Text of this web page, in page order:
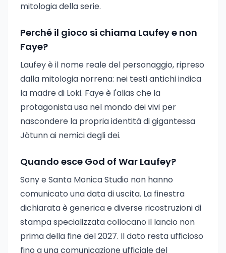
mitologia della serie.
Perché il gioco si chiama Laufey e non
Faye?
Laufey è il nome reale del personaggio, ripreso
dalla mitologia norrena: nei testi antichi indica
la madre di Loki. Faye è l'alias che la
protagonista usa nel mondo dei vivi per
nascondere la propria identità di gigantessa
Jötunn ai nemici degli dei.
Quando esce God of War Laufey?
Sony e Santa Monica Studio non hanno
comunicato una data di uscita. La finestra
dichiarata è generica e diverse ricostruzioni di
stampa specializzata collocano il lancio non
prima della fine del 2027. Il dato resta ufficioso
fino a una comunicazione ufficiale del